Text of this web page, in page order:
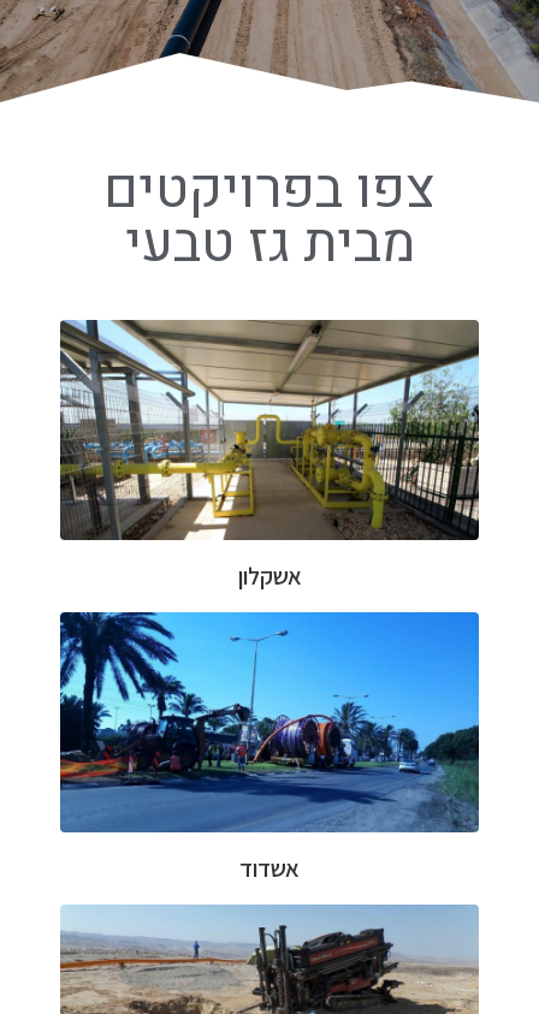
צפו בפרויקטים
מבית גז טבעי
אשקלון
אשדוד